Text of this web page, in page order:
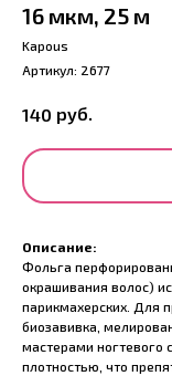
16 мкм, 25 м
Kapous
Артикул: 2677
140 руб.
Описание:
Фольга
окрашивания волос)
парикмахерских. Для
биозавивка,
мастерами ногтевого
плотностью, что